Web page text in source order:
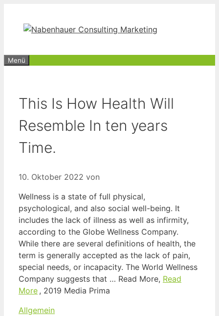
springen
Menü
This Is How Health Will
Resemble In ten years
Time.
10. Oktober 2022 von
Wellness is a state of full physical,
psychological, and also social well-being. It
includes the lack of illness as well as infirmity,
according to the Globe Wellness Company.
While there are several definitions of health, the
term is generally accepted as the lack of pain,
special needs, or incapacity. The World Wellness
Company suggests that … Read More, Read
More , 2019 Media Prima
Kategorien
Allgemein